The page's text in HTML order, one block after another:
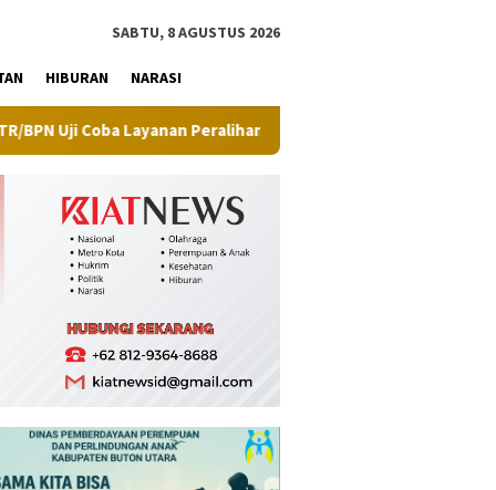
SABTU, 8 AGUSTUS 2026
HIBURAN NARASI
Peralihan Hak Target Maksimal 10 Hari di 15 Kantah